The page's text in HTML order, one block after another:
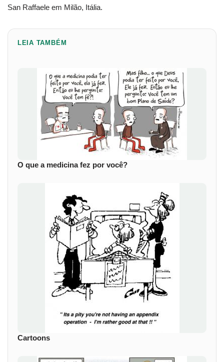
San Raffaele em Milão, Itália.
LEIA TAMBÉM
O que a medicina fez por você?
Cartoons